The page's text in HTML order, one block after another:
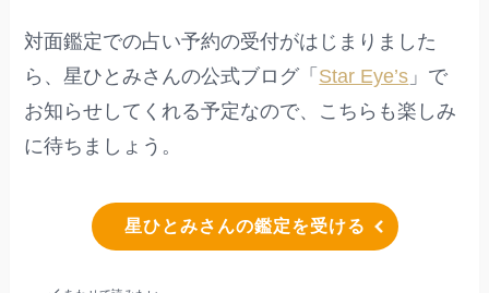
対面鑑定での占い予約の受付がはじまりました
ら、星ひとみさんの公式ブログ「 Star Eye’s 」で
お知らせしてくれる予定なので、こちらも楽しみ
に待ちましょう。
星ひとみさんの鑑定を受ける